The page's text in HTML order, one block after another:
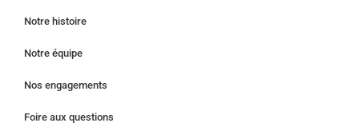
Notre histoire
Notre équipe
Nos engagements
Foire aux questions